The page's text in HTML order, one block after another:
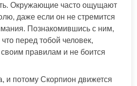
Окружающие часто ощущают
даже если он не стремится
Познакомившись с ним,
перед тобой человек,
правилам и не боится
и потому Скорпион движется